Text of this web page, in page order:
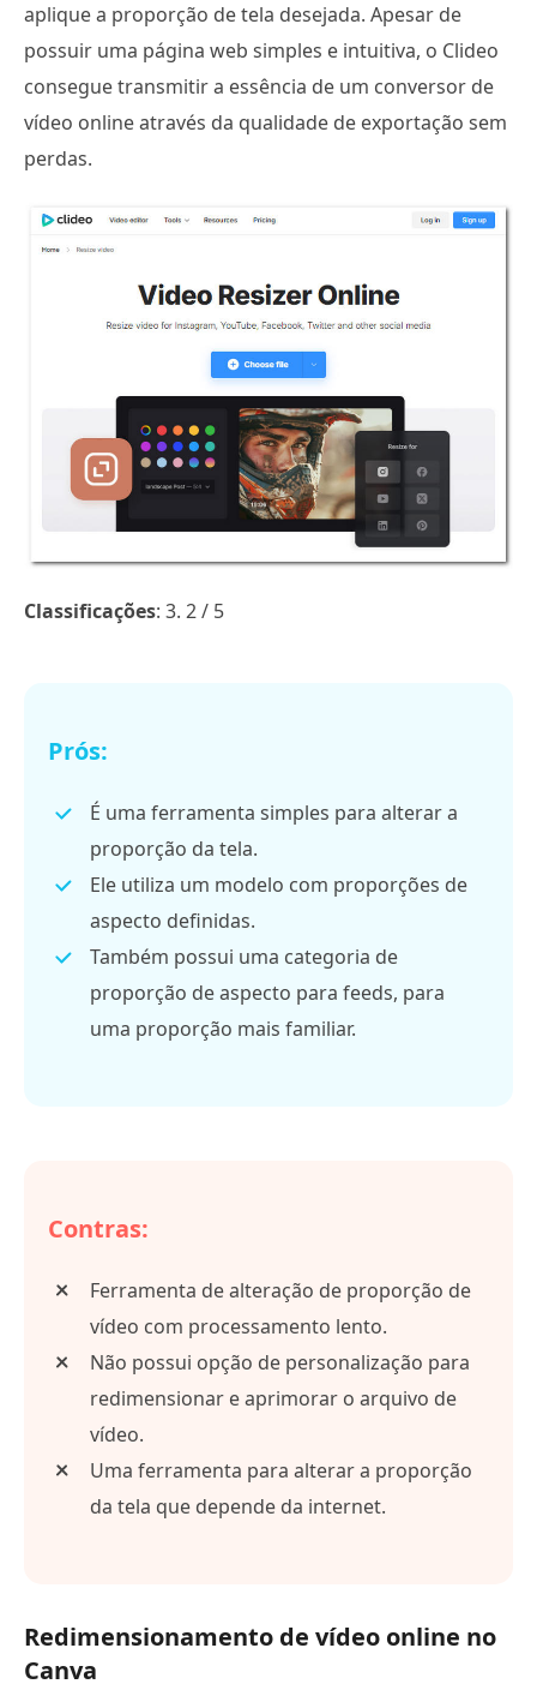
aplique a proporção de tela desejada. Apesar de
possuir uma página web simples e intuitiva, o Clideo
consegue transmitir a essência de um conversor de
vídeo online através da qualidade de exportação sem
perdas.
Classificações: 3. 2 / 5
Prós:
É uma ferramenta simples para alterar a
proporção da tela.
Ele utiliza um modelo com proporções de
aspecto definidas.
Também possui uma categoria de
proporção de aspecto para feeds, para
uma proporção mais familiar.
Contras:
Ferramenta de alteração de proporção de
vídeo com processamento lento.
Não possui opção de personalização para
redimensionar e aprimorar o arquivo de
vídeo.
Uma ferramenta para alterar a proporção
da tela que depende da internet.
Redimensionamento de vídeo online no
Canva